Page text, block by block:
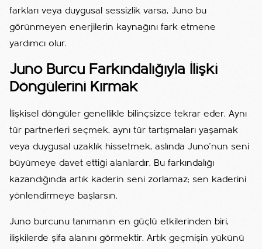
farkları veya duygusal sessizlik varsa, Juno bu
görünmeyen enerjilerin kaynağını fark etmene
yardımcı olur.
Juno Burcu Farkındalığıyla İlişki
Döngülerini Kırmak
İlişkisel döngüler genellikle bilinçsizce tekrar eder. Aynı
tür partnerleri seçmek, aynı tür tartışmaları yaşamak
veya duygusal uzaklık hissetmek, aslında Juno’nun seni
büyümeye davet ettiği alanlardır. Bu farkındalığı
kazandığında artık kaderin seni zorlamaz; sen kaderini
yönlendirmeye başlarsın.
Juno burcunu tanımanın en güçlü etkilerinden biri,
ilişkilerde şifa alanını görmektir. Artık geçmişin yükünü